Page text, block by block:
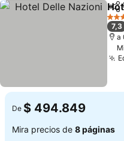
3
7,3
a
De $ 494.849
Mira precios de 8 páginas